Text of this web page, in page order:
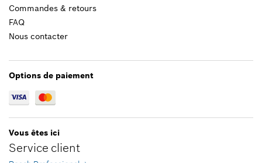
Veuillez choisir
Commandes & retours
FAQ
Nous contacter
Options de paiement
Vous êtes ici
Service client